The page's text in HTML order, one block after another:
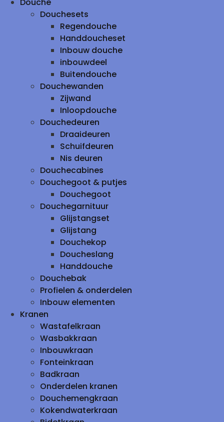
Douchesets
Regendouche
Handdoucheset
Inbouw douche
inbouwdeel
Buitendouche
Douchewanden
Zijwand
Inloopdouche
Douchedeuren
Draaideuren
Schuifdeuren
Nis deuren
Douchecabines
Douchegoot & putjes
Douchegoot
Douchegarnituur
Glijstangset
Glijstang
Douchekop
Doucheslang
Handdouche
Douchebak
Profielen & onderdelen
Inbouw elementen
Kranen
Wastafelkraan
Wasbakkraan
Inbouwkraan
Fonteinkraan
Badkraan
Onderdelen kranen
Douchemengkraan
Kokendwaterkraan